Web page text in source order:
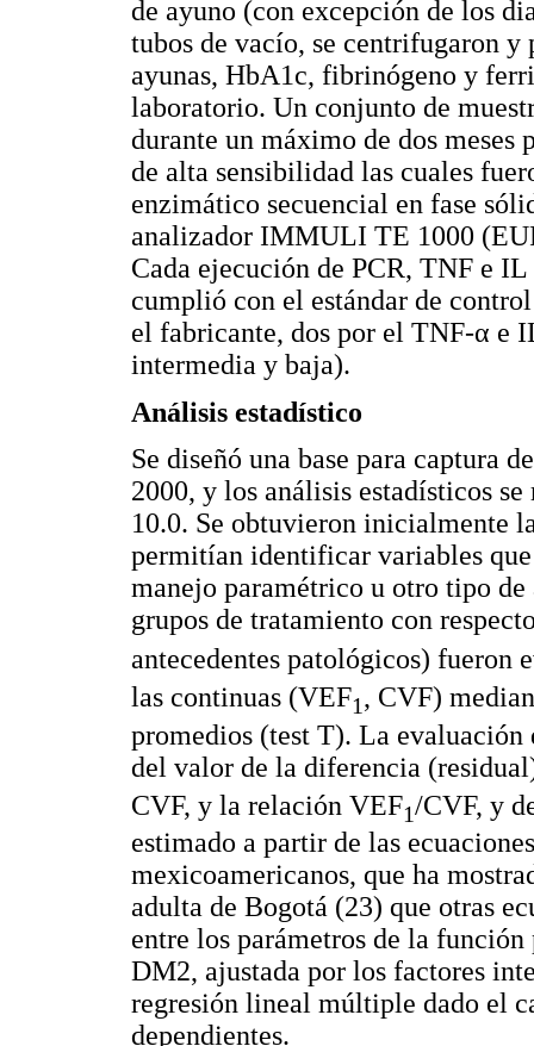
de ayuno (con excepción de los
tubos de vacío, se centrifugaron y
ayunas, HbA1c, fibrinógeno y
laboratorio. Un conjunto de
durante un máximo de dos
de alta sensibilidad las cuales
enzimático secuencial en fase
analizador IMMULI TE 1000
Cada ejecución de PCR, TNF e
cumplió con el estándar de
el fabricante, dos por el TNF-α e
intermedia y baja).
Análisis estadístico
Se diseñó una base para captura
2000, y los análisis estadísticos
10.0. Se obtuvieron inicialmente
permitían identificar variables
manejo paramétrico u otro tipo
grupos de tratamiento con
antecedentes patológicos)
las continuas (VEF1, CVF)
promedios (test T). La
del valor de la diferencia
CVF, y la relación VEF1/CVF, y
estimado a partir de las
mexicoamericanos, que ha
adulta de Bogotá (23) que otras
entre los parámetros de la
DM2, ajustada por los factores
regresión lineal múltiple dado el
dependientes.